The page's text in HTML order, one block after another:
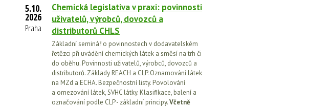
5.10.
2026
Praha
Chemická legislativa v praxi: povinnosti
uživatelů, výrobců, dovozců a
distributorů CHLS
Základní seminář o povinnostech v dodavatelském
řetězci při uvádění chemických látek a směsí na trh či
do oběhu. Povinnosti uživatelů, výrobců, dovozců a
distributorů. Základy REACH a CLP. Oznamování látek
na MZd a ECHA. Bezpečnostní listy. Povolování
a omezování látek, SVHC látky. Klasifikace, balení a
označování podle CLP - základní principy.Včetně